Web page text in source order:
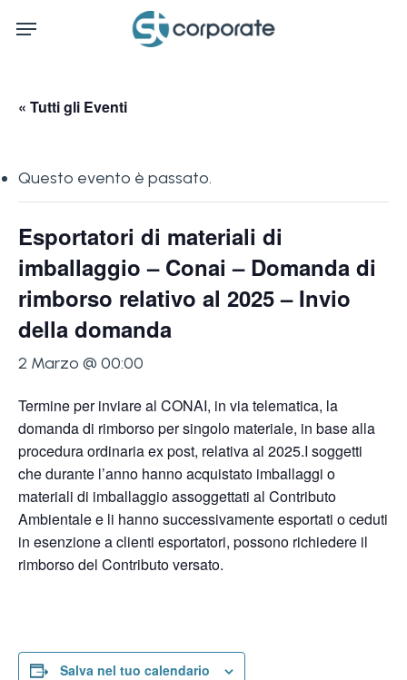
Menu
« Tutti gli Eventi
Questo evento è passato.
Esportatori di materiali di
imballaggio – Conai – Domanda di
rimborso relativo al 2025 – Invio
della domanda
2 Marzo @ 00:00
Termine per inviare al CONAI, in via telematica, la
domanda di rimborso per singolo materiale, in base alla
procedura ordinaria ex post, relativa al 2025.I soggetti
che durante l’anno hanno acquistato imballaggi o
materiali di imballaggio assoggettati al Contributo
Ambientale e li hanno successivamente esportati o ceduti
in esenzione a clienti esportatori, possono richiedere il
rimborso del Contributo versato.
Salva nel tuo calendario